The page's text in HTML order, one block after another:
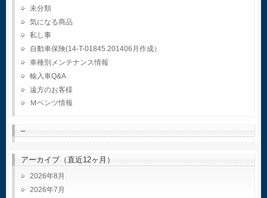
未分類
気になる商品
私し事
自動車保険(14-T-01845.201406月作成）
車種別メンテナンス情報
輸入車Q&A
遠方のお客様
Ｍベンツ情報
–
アーカイブ（直近12ヶ月）
2026年8月
2026年7月